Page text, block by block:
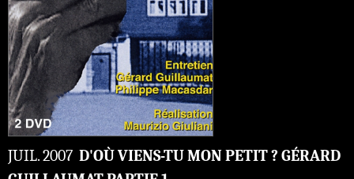
JUIL. 2007 D'OÙ VIENS-TU MON PETIT ? GÉRARD